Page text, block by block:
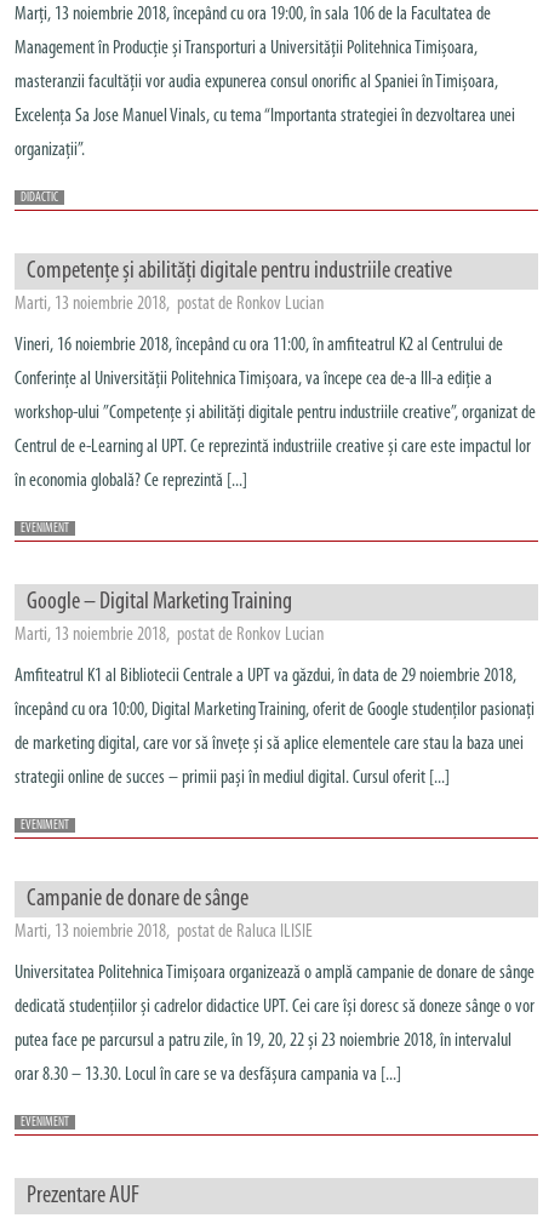
Marți, 13 noiembrie 2018, începând cu ora 19:00, în sala 106 de la Facultatea de
Management în Producție și Transporturi a Universității Politehnica Timișoara,
masteranzii facultății vor audia expunerea consul onorific al Spaniei în Timișoara,
Excelența Sa Jose Manuel Vinals, cu tema “Importanta strategiei în dezvoltarea unei
organizații”.
DIDACTIC
Competențe și abilități digitale pentru industriile creative
Marti, 13 noiembrie 2018, postat de Ronkov Lucian
Vineri, 16 noiembrie 2018, începând cu ora 11:00, în amfiteatrul K2 al Centrului de
Conferințe al Universității Politehnica Timișoara, va începe cea de-a III-a ediție a
workshop-ului ”Competențe și abilități digitale pentru industriile creative”, organizat de
Centrul de e-Learning al UPT. Ce reprezintă industriile creative și care este impactul lor
în economia globală? Ce reprezintă [...]
EVENIMENT
Google – Digital Marketing Training
Marti, 13 noiembrie 2018, postat de Ronkov Lucian
Amfiteatrul K1 al Bibliotecii Centrale a UPT va găzdui, în data de 29 noiembrie 2018,
începând cu ora 10:00, Digital Marketing Training, oferit de Google studenților pasionați
de marketing digital, care vor să învețe și să aplice elementele care stau la baza unei
strategii online de succes – primii pași în mediul digital. Cursul oferit [...]
EVENIMENT
Campanie de donare de sânge
Marti, 13 noiembrie 2018, postat de Raluca ILISIE
Universitatea Politehnica Timișoara organizează o amplă campanie de donare de sânge
dedicată studențiilor și cadrelor didactice UPT. Cei care își doresc să doneze sânge o vor
putea face pe parcursul a patru zile, în 19, 20, 22 și 23 noiembrie 2018, în intervalul
orar 8.30 – 13.30. Locul în care se va desfășura campania va [...]
EVENIMENT
Prezentare AUF